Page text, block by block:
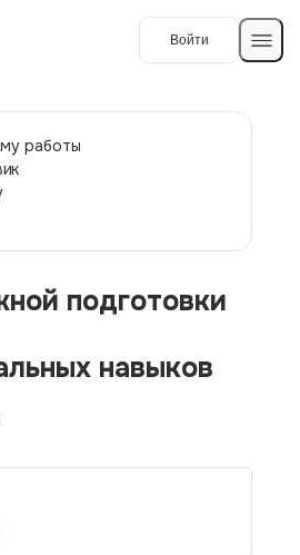
Войти
работы
подготовки
навыков